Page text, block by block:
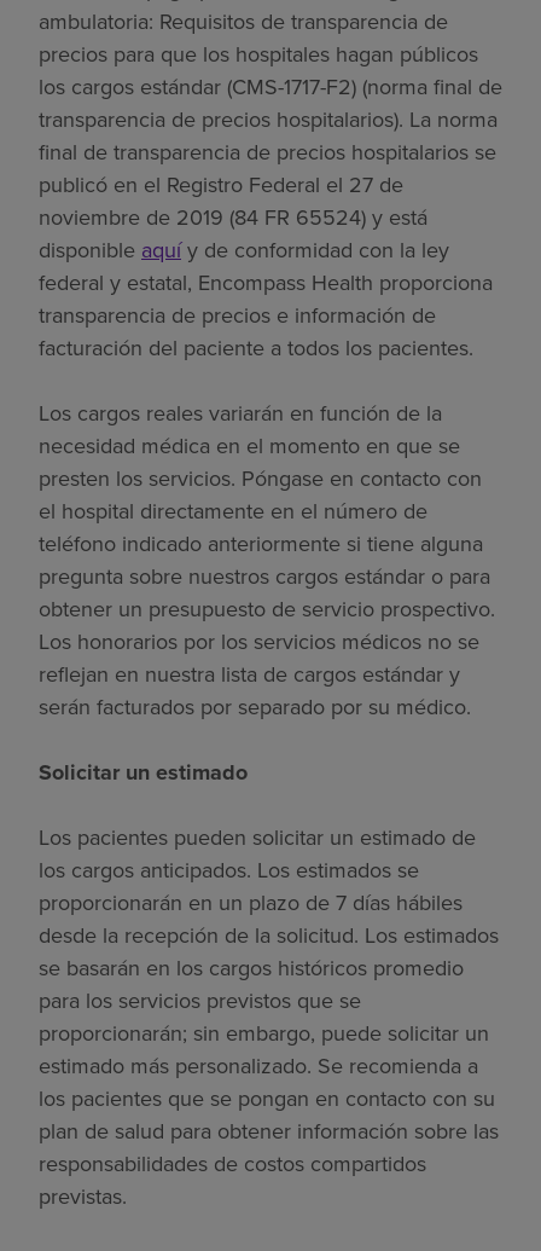
ambulatoria: Requisitos de transparencia de
precios para que los hospitales hagan públicos
los cargos estándar (CMS-1717-F2) (norma final de
transparencia de precios hospitalarios). La norma
final de transparencia de precios hospitalarios se
publicó en el Registro Federal el 27 de
noviembre de 2019 (84 FR 65524) y está
disponible aquíy de conformidad con la ley
federal y estatal, Encompass Health proporciona
transparencia de precios e información de
facturación del paciente a todos los pacientes.
Los cargos reales variarán en función de la
necesidad médica en el momento en que se
presten los servicios. Póngase en contacto con
el hospital directamente en el número de
teléfono indicado anteriormente si tiene alguna
pregunta sobre nuestros cargos estándar o para
obtener un presupuesto de servicio prospectivo.
Los honorarios por los servicios médicos no se
reflejan en nuestra lista de cargos estándar y
serán facturados por separado por su médico.
Solicitar un estimado
Los pacientes pueden solicitar un estimado de
los cargos anticipados. Los estimados se
proporcionarán en un plazo de 7 días hábiles
desde la recepción de la solicitud. Los estimados
se basarán en los cargos históricos promedio
para los servicios previstos que se
proporcionarán; sin embargo, puede solicitar un
estimado más personalizado. Se recomienda a
los pacientes que se pongan en contacto con su
plan de salud para obtener información sobre las
responsabilidades de costos compartidos
previstas.